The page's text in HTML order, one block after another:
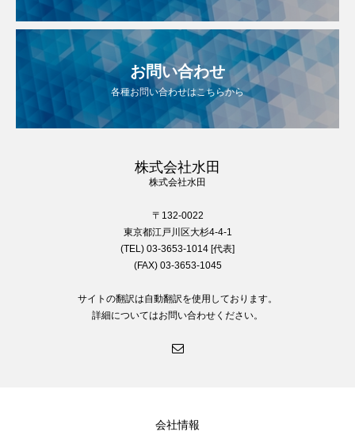
お問い合わせ
各種お問い合わせはこちらから
株式会社水田
株式会社水田
〒132-0022
東京都江戸川区大杉4-4-1
(TEL) 03-3653-1014 [代表]
(FAX) 03-3653-1045
サイトの翻訳は自動翻訳を使用しております。
詳細についてはお問い合わせください。
会社情報